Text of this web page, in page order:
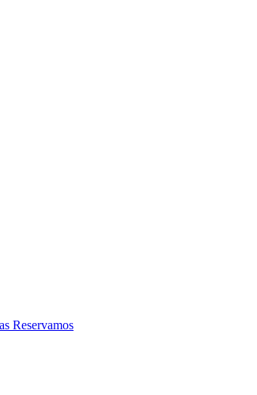
Reservamos